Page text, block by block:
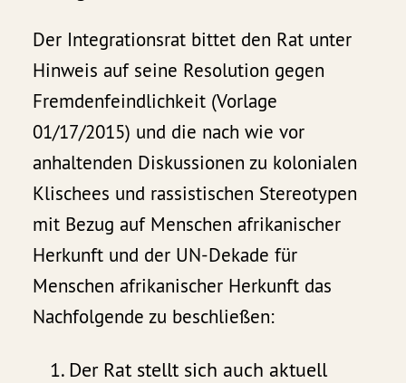
Der Integrationsrat bittet den Rat unter
Hinweis auf seine Resolution gegen
Fremdenfeindlichkeit (Vorlage
01/17/2015) und die nach wie vor
anhaltenden Diskussionen zu kolonialen
Klischees und rassistischen Stereotypen
mit Bezug auf Menschen afrikanischer
Herkunft und der UN-Dekade für
Menschen afrikanischer Herkunft das
Nachfolgende zu beschließen:
Der Rat stellt sich auch aktuell